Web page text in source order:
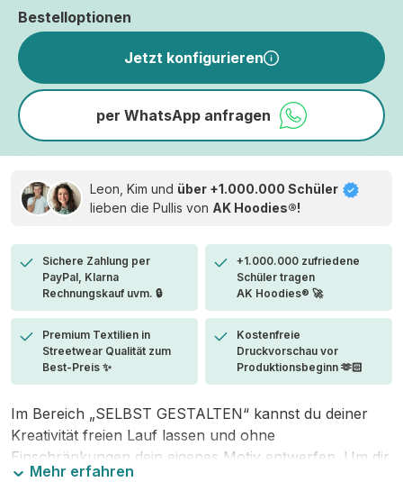
Bestelloptionen
Jetzt konfigurieren
per WhatsApp anfragen
Leon, Kim und über +1.000.000 Schüler
lieben die Pullis von AK Hoodies®!
Sichere Zahlung per
PayPal, Klarna
Rechnungskauf uvm. 🔒
+1.000.000 zufriedene
Schüler tragen
AK Hoodies® 🚀
Premium Textilien in
Streetwear Qualität zum
Best-Preis ✨
Kostenfreie
Druckvorschau vor
Produktionsbeginn 🫶🏻
Im Bereich „SELBST GESTALTEN“ kannst du deiner
Kreativität freien Lauf lassen und ohne
Einschränkungen dein eigenes Motiv entwerfen. Um dir
Mehr erfahren